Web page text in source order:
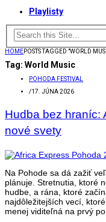
Playlisty
HOMEPOSTS TAGGED "WORLD
Tag: World Music
POHODA FESTIVAL
/17. JÚNA 2026
Hudba bez hraníc:
nové svety
Na Pohode sa dá zažiť
plánuje. Stretnutia, ktoré
hudbe, a rána, ktoré
najdôležitejších vecí,
menej viditeľná na prvý